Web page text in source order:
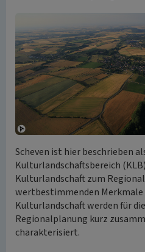
Scheven ist hier beschrieben
Kulturlandschaftsbereich
Kulturlandschaft zum
wertbestimmenden
Kulturlandschaft werden für
Regionalplanung kurz
charakterisiert.